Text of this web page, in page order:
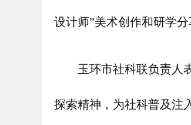
设计师”美术创作和研学
玉环市社科联负责人
探索精神，为社科普及注